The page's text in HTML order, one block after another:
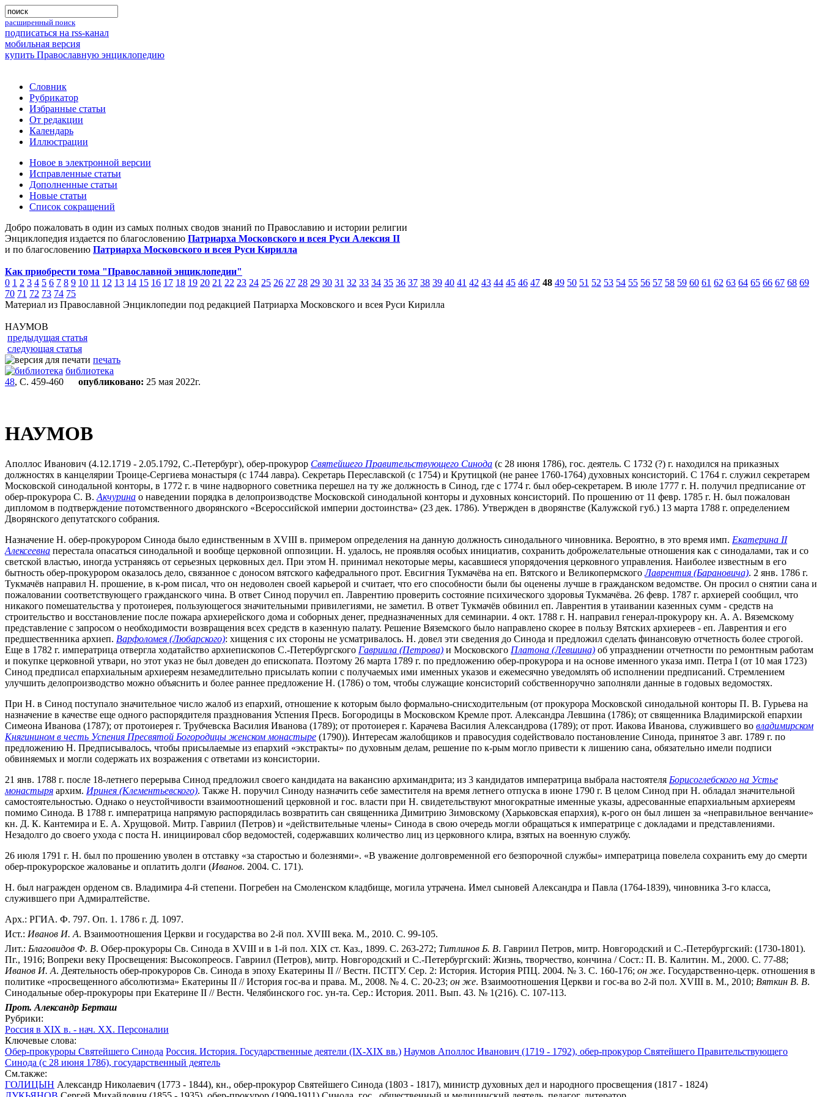
расширенный поиск
подписаться на rss-канал
мобильная версия
купить Православную энциклопедию
Словник
Рубрикатор
Избранные статьи
От редакции
Календарь
Иллюстрации
Новое в электронной версии
Исправленные статьи
Дополненные статьи
Новые статьи
Список сокращений
Добро пожаловать в один из самых полных сводов знаний по Православию и истории религии
Энциклопедия издается по благословению Патриарха Московского и всея Руси Алексия II
и по благословению Патриарха Московского и всея Руси Кирилла
Как приобрести тома "Православной энциклопедии"
0 1 2 3 4 5 6 7 8 9 10 11 12 13 14 15 16 17 18 19 20 21 22 23 24 25 26 27 28 29 30 31 32 33 34 35 36 37 38 39 40 41 42 43 44 45 46 47 48 49 50 51 52 53 54 55 56 57 58 59 60 61 62 63 64 65 66 67 68 69
70 71 72 73 74 75
Материал из Православной Энциклопедии под редакцией Патриарха Московского и всея Руси Кирилла
НАУМОВ
предыдущая статья
следующая статья
печать
библиотека
48, С. 459-460 опубликовано: 25 мая 2022г.
НАУМОВ
Аполлос Иванович (4.12.1719 - 2.05.1792, С.-Петербург), обер-прокурор Святейшего Правительствующего Синода (с 28 июня 1786), гос. деятель. С 1732 (?) г. находился на приказных
должностях в канцелярии Троице-Сергиева монастыря (с 1744 лавра). Секретарь Переславской (с 1754) и Крутицкой (не ранее 1760-1764) духовных консисторий. С 1764 г. служил секретарем
Московской синодальной конторы, в 1772 г. в чине надворного советника перешел на ту же должность в Синод, где с 1774 г. был обер-секретарем. В июле 1777 г. Н. получил предписание от
обер-прокурора С. В. Акчурина о наведении порядка в делопроизводстве Московской синодальной конторы и духовных консисторий. По прошению от 11 февр. 1785 г. Н. был пожалован
дипломом в подтверждение потомственного дворянского «Всероссийской империи достоинства» (23 дек. 1786). Утвержден в дворянстве (Калужской губ.) 13 марта 1788 г. определением
Дворянского депутатского собрания.
Назначение Н. обер-прокурором Синода было единственным в XVIII в. примером определения на данную должность синодального чиновника. Вероятно, в это время имп. Екатерина II
Алексеевна перестала опасаться синодальной и вообще церковной оппозиции. Н. удалось, не проявляя особых инициатив, сохранить доброжелательные отношения как с синодалами, так и со
светской властью, иногда устраняясь от серьезных церковных дел. При этом Н. принимал некоторые меры, касавшиеся упорядочения церковного управления. Наиболее известным в его
бытность обер-прокурором оказалось дело, связанное с доносом вятского кафедрального прот. Евсигния Тукмачёва на еп. Вятского и ВеликопермскогоЛаврентия (Барановича). 2 янв. 1786 г.
Тукмачёв направил Н. прошение, в к-ром писал, что он недоволен своей карьерой и считает, что его способности были бы оценены лучше в гражданском ведомстве. Он просил о снятии сана и
пожаловании соответствующего гражданского чина. В ответ Синод поручил еп. Лаврентию проверить состояние психического здоровья Тукмачёва. 26 февр. 1787 г. архиерей сообщил, что
никакого помешательства у протоиерея, пользующегося значительными привилегиями, не заметил. В ответ Тукмачёв обвинил еп. Лаврентия в утаивании казенных сумм - средств на
строительство и восстановление после пожара архиерейского дома и соборных денег, предназначенных для семинарии. 4 окт. 1788 г. Н. направил генерал-прокурору кн. А. А. Вяземскому
представление с запросом о необходимости возвращения всех средств в казенную палату. Решение Вяземского было направлено скорее в пользу Вятских архиереев - еп. Лаврентия и его
предшественника архиеп. Варфоломея (Любарского): хищения с их стороны не усматривалось. Н. довел эти сведения до Синода и предложил сделать финансовую отчетность более строгой.
Еще в 1782 г. императрица отвергла ходатайство архиепископов С.-Петербургского Гавриила (Петрова) и Московского Платона (Левшина) об упразднении отчетности по ремонтным работам
и покупке церковной утвари, но этот указ не был доведен до епископата. Поэтому 26 марта 1789 г. по предложению обер-прокурора и на основе именного указа имп. Петра I (от 10 мая 1723)
Синод предписал епархиальным архиереям незамедлительно присылать копии с получаемых ими именных указов и ежемесячно уведомлять об исполнении предписаний. Стремлением
улучшить делопроизводство можно объяснить и более раннее предложение Н. (1786) о том, чтобы служащие консисторий собственноручно заполняли данные в годовых ведомостях.
При Н. в Синод поступало значительное число жалоб из епархий, отношение к которым было формально-снисходительным (от прокурора Московской синодальной конторы П. В. Гурьева на
назначение в качестве еще одного распорядителя празднования Успения Пресв. Богородицы в Московском Кремле прот. Александра Левшина (1786); от священника Владимирской епархии
Симеона Иванова (1787); от протоиерея г. Трубчевска Василия Иванова (1789); от протоиерея г. Карачева Василия Александрова (1789); от прот. Иакова Иванова, служившего во владимирском
Княгинином в честь Успения Пресвятой Богородицы женском монастыре (1790)). Интересам жалобщиков и правосудия содействовало постановление Синода, принятое 3 авг. 1789 г. по
предложению Н. Предписывалось, чтобы присылаемые из епархий «экстракты» по духовным делам, решение по к-рым могло привести к лишению сана, обязательно имели подписи
обвиняемых и могли содержать их возражения с ответами из консистории.
21 янв. 1788 г. после 18-летнего перерыва Синод предложил своего кандидата на вакансию архимандрита; из 3 кандидатов императрица выбрала настоятеля Борисоглебского на Устье
монастыря архим. Иринея (Клементьевского). Также Н. поручил Синоду назначить себе заместителя на время летнего отпуска в июне 1790 г. В целом Синод при Н. обладал значительной
самостоятельностью. Однако о неустойчивости взаимоотношений церковной и гос. власти при Н. свидетельствуют многократные именные указы, адресованные епархиальным архиереям
помимо Синода. В 1788 г. императрица напрямую распорядилась возвратить сан священника Димитрию Зимовскому (Харьковская епархия), к-рого он был лишен за «неправильное венчание»
кн. Д. К. Кантемира и Е. А. Хрущовой. Митр. Гавриил (Петров) и «действительные члены» Синода в свою очередь могли обращаться к императрице с докладами и представлениями.
Незадолго до своего ухода с поста Н. инициировал сбор ведомостей, содержавших количество лиц из церковного клира, взятых на военную службу.
26 июля 1791 г. Н. был по прошению уволен в отставку «за старостью и болезнями». «В уважение долговременной его безпорочной службы» императрица повелела сохранить ему до смерти
обер-прокурорское жалованье и оплатить долги (Иванов. 2004. С. 171).
Н. был награжден орденом св. Владимира 4-й степени. Погребен на Смоленском кладбище, могила утрачена. Имел сыновей Александра и Павла (1764-1839), чиновника 3-го класса,
служившего при Адмиралтействе.
Арх.: РГИА. Ф. 797. Оп. 1. 1786 г. Д. 1097.
Ист.: Иванов И. А. Взаимоотношения Церкви и государства во 2-й пол. XVIII века. М., 2010. С. 99-105.
Лит.: Благовидов Ф. В. Обер-прокуроры Св. Синода в XVIII и в 1-й пол. XIX ст. Каз., 1899. С. 263-272; Титлинов Б. В. Гавриил Петров, митр. Новгородский и С.-Петербургский: (1730-1801).
Пг., 1916; Вопреки веку Просвещения: Высокопреосв. Гавриил (Петров), митр. Новгородский и С.-Петербургский: Жизнь, творчество, кончина / Сост.: П. В. Калитин. М., 2000. С. 77-88;
Иванов И. А. Деятельность обер-прокуроров Св. Синода в эпоху Екатерины II // Вестн. ПСТГУ. Сер. 2: История. История РПЦ. 2004. № 3. С. 160-176; он же. Государственно-церк. отношения в
политике «просвещенного абсолютизма» Екатерины II // История гос-ва и права. М., 2008. № 4. С. 20-23; он же. Взаимоотношения Церкви и гос-ва во 2-й пол. XVIII в. М., 2010; Вяткин В. В.
Синодальные обер-прокуроры при Екатерине II // Вестн. Челябинского гос. ун-та. Сер.: История. 2011. Вып. 43. № 1(216). С. 107-113.
Прот. Александр Берташ
Рубрики:
Россия в XIX в. - нач. XX. Персоналии
Ключевые слова:
Обер-прокуроры Святейшего Синода Россия. История. Государственные деятели (IX-XIX вв.) Наумов Аполлос Иванович (1719 - 1792), обер-прокурор Святейшего Правительствующего
Синода (с 28 июня 1786), государственный деятель
См.также:
ГОЛИЦЫН Александр Николаевич (1773 - 1844), кн., обер-прокурор Святейшего Синода (1803 - 1817), министр духовных дел и народного просвещения (1817 - 1824)